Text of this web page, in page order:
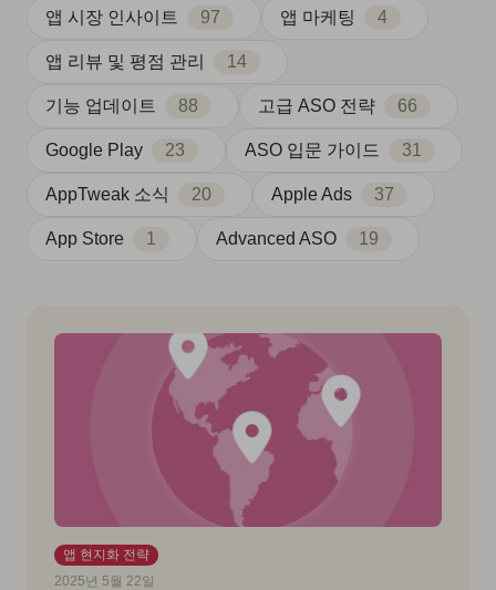
앱 시장 인사이트 97 앱 마케팅 4
앱 리뷰 및 평점 관리 14
기능 업데이트 88 고급 ASO 전략 66
Google Play 23 ASO 입문 가이드 31
AppTweak 소식 20 Apple Ads 37
App Store 1 Advanced ASO 19
앱 현지화 전략
2025년 5월 22일